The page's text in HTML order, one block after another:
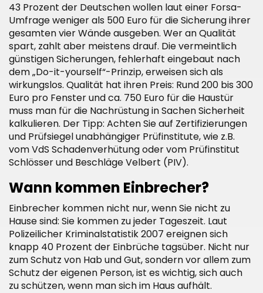
43 Prozent der Deutschen wollen laut einer Forsa-
Umfrage weniger als 500 Euro für die Sicherung ihrer
gesamten vier Wände ausgeben. Wer an Qualität
spart, zahlt aber meistens drauf. Die vermeintlich
günstigen Sicherungen, fehlerhaft eingebaut nach
dem „Do-it-yourself“-Prinzip, erweisen sich als
wirkungslos. Qualität hat ihren Preis: Rund 200 bis 300
Euro pro Fenster und ca. 750 Euro für die Haustür
muss man für die Nachrüstung in Sachen Sicherheit
kalkulieren. Der Tipp: Achten Sie auf Zertifizierungen
und Prüfsiegel unabhängiger Prüfinstitute, wie z.B.
vom VdS Schadenverhütung oder vom Prüfinstitut
Schlösser und Beschläge Velbert (PIV).
Wann kommen Einbrecher?
Einbrecher kommen nicht nur, wenn Sie nicht zu
Hause sind: Sie kommen zu jeder Tageszeit. Laut
Polizeilicher Kriminalstatistik 2007 ereignen sich
knapp 40 Prozent der Einbrüche tagsüber. Nicht nur
zum Schutz von Hab und Gut, sondern vor allem zum
Schutz der eigenen Person, ist es wichtig, sich auch
zu schützen, wenn man sich im Haus aufhält.